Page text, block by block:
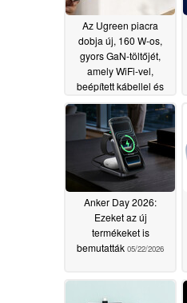
Az Ugreen piacra
dobja új, 160 W-os,
gyors GaN-töltőjét,
amely WiFi-vel,
beépített kábellel és
kijelzővel rendelkezik
07/30/2026
Anker Day 2026:
Ezeket az új
termékeket is
bemutatták 05/22/2026